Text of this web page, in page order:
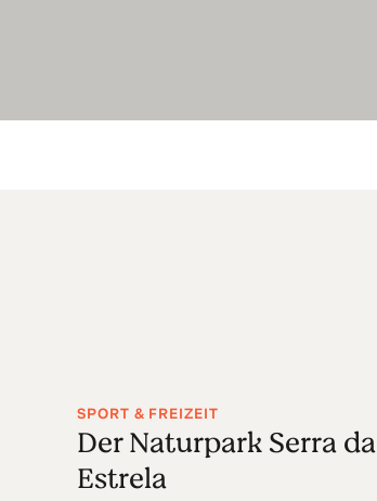
SPORT & FREIZEIT
Der Naturpark Serra da
Estrela